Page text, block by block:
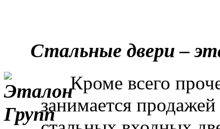
Стальные двери –
Кроме всего
занимается